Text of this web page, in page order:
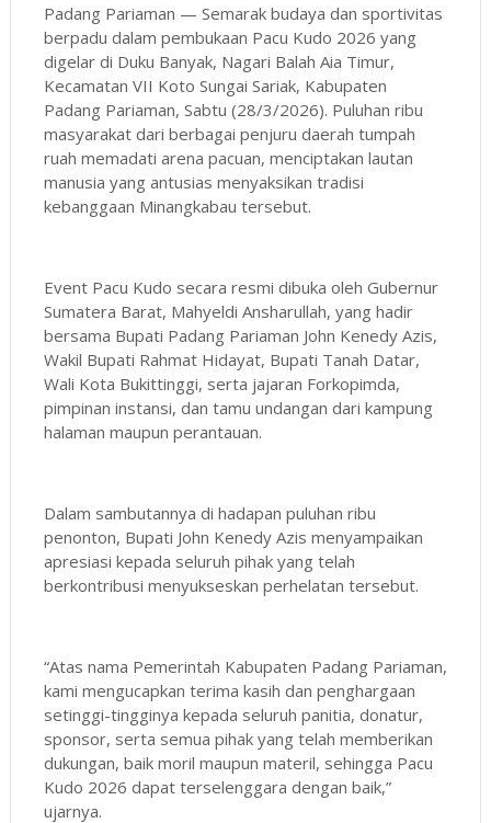
Padang Pariaman — Semarak budaya dan sportivitas
berpadu dalam pembukaan Pacu Kudo 2026 yang
digelar di Duku Banyak, Nagari Balah Aia Timur,
Kecamatan VII Koto Sungai Sariak, Kabupaten
Padang Pariaman, Sabtu (28/3/2026). Puluhan ribu
masyarakat dari berbagai penjuru daerah tumpah
ruah memadati arena pacuan, menciptakan lautan
manusia yang antusias menyaksikan tradisi
kebanggaan Minangkabau tersebut.
Event Pacu Kudo secara resmi dibuka oleh Gubernur
Sumatera Barat, Mahyeldi Ansharullah, yang hadir
bersama Bupati Padang Pariaman John Kenedy Azis,
Wakil Bupati Rahmat Hidayat, Bupati Tanah Datar,
Wali Kota Bukittinggi, serta jajaran Forkopimda,
pimpinan instansi, dan tamu undangan dari kampung
halaman maupun perantauan.
Dalam sambutannya di hadapan puluhan ribu
penonton, Bupati John Kenedy Azis menyampaikan
apresiasi kepada seluruh pihak yang telah
berkontribusi menyukseskan perhelatan tersebut.
“Atas nama Pemerintah Kabupaten Padang Pariaman,
kami mengucapkan terima kasih dan penghargaan
setinggi-tingginya kepada seluruh panitia, donatur,
sponsor, serta semua pihak yang telah memberikan
dukungan, baik moril maupun materil, sehingga Pacu
Kudo 2026 dapat terselenggara dengan baik,”
ujarnya.